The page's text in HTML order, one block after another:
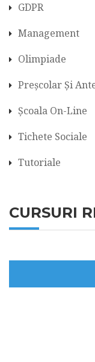
GDPR
Management
Olimpiade
Preșcolar Și
Școala On-Line
Tichete Sociale
Tutoriale
CURSURI